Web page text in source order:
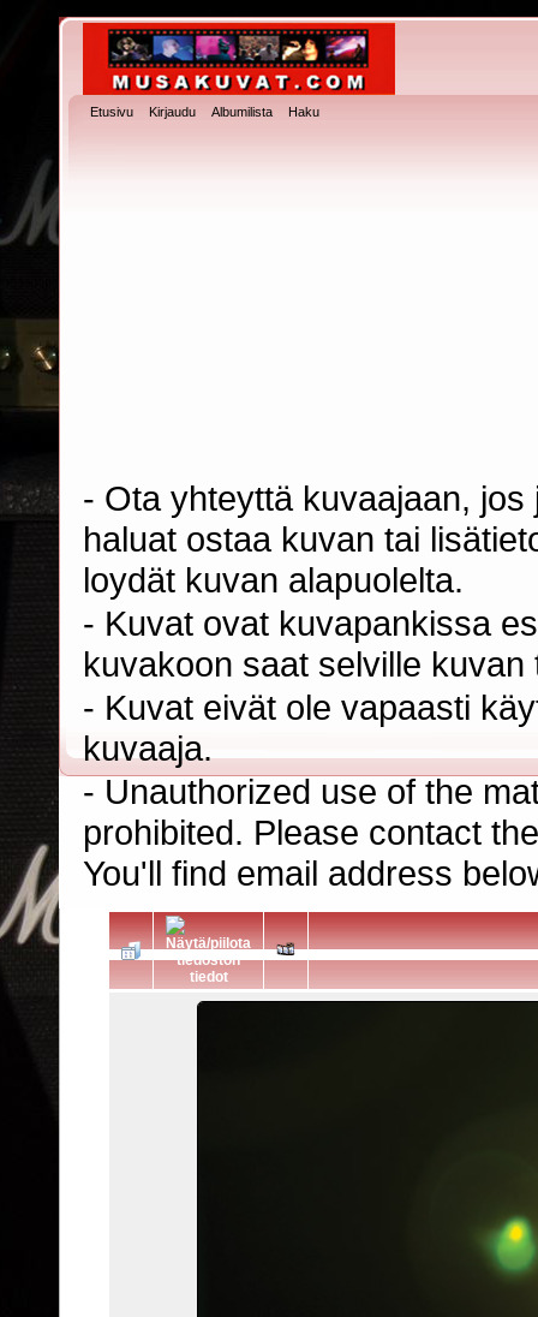
Etusivu Kirjaudu Albumilista Haku
- Ota yhteyttä kuvaajaan,
haluat ostaa kuvan tai
loydät kuvan alapuolelta.
- Kuvat ovat kuvapankissa
kuvakoon saat selville
- Kuvat eivät ole vapaasti
kuvaaja.
- Unauthorized use of the
prohibited. Please contact
You'll find email address